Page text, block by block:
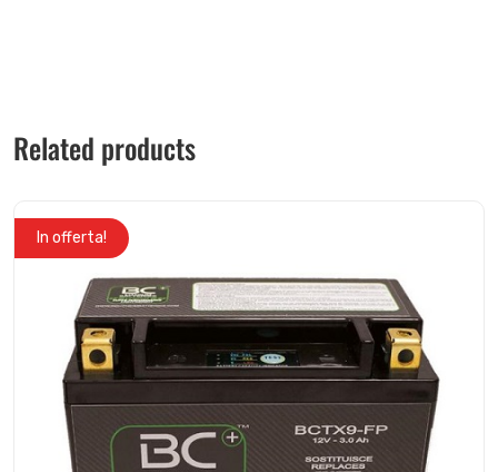
Related products
In offerta!